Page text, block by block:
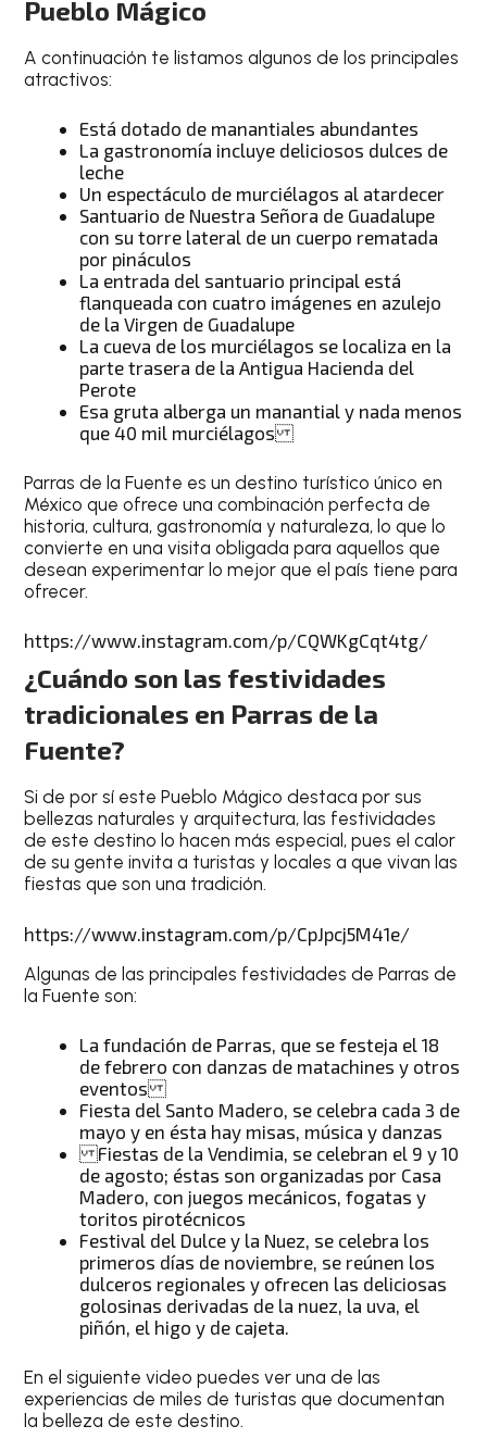
Pueblo Mágico
A continuación te listamos algunos de los principales
atractivos:
Está dotado de manantiales abundantes
La gastronomía incluye deliciosos dulces de
leche
Un espectáculo de murciélagos al atardecer
Santuario de Nuestra Señora de Guadalupe
con su torre lateral de un cuerpo rematada
por pináculos
La entrada del santuario principal está
flanqueada con cuatro imágenes en azulejo
de la Virgen de Guadalupe
La cueva de los murciélagos se localiza en la
parte trasera de la Antigua Hacienda del
Perote
Esa gruta alberga un manantial y nada menos
que 40 mil murciélagos
Parras de la Fuente es un destino turístico único en
México que ofrece una combinación perfecta de
historia, cultura, gastronomía y naturaleza, lo que lo
convierte en una visita obligada para aquellos que
desean experimentar lo mejor que el país tiene para
ofrecer.
https://www.instagram.com/p/CQWKgCqt4tg/
¿Cuándo son las festividades
tradicionales en Parras de la
Fuente?
Si de por sí este Pueblo Mágico destaca por sus
bellezas naturales y arquitectura, las festividades
de este destino lo hacen más especial, pues el calor
de su gente invita a turistas y locales a que vivan las
fiestas que son una tradición.
https://www.instagram.com/p/CpJpcj5M41e/
Algunas de las principales festividades de Parras de
la Fuente son:
La fundación de Parras, que se festeja el 18
de febrero con danzas de matachines y otros
eventos
Fiesta del Santo Madero, se celebra cada 3 de
mayo y en ésta hay misas, música y danzas
Fiestas de la Vendimia, se celebran el 9 y 10
de agosto; éstas son organizadas por Casa
Madero, con juegos mecánicos, fogatas y
toritos pirotécnicos
Festival del Dulce y la Nuez, se celebra los
primeros días de noviembre, se reúnen los
dulceros regionales y ofrecen las deliciosas
golosinas derivadas de la nuez, la uva, el
piñón, el higo y de cajeta.
En el siguiente video puedes ver una de las
experiencias de miles de turistas que documentan
la belleza de este destino.